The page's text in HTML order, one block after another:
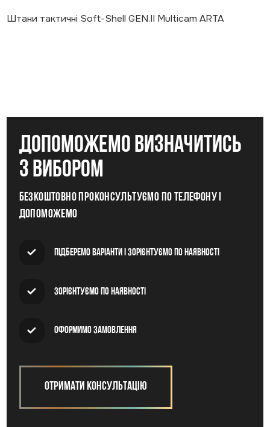
Штани тактичні Soft-Shell GEN.II Multicam ARTA
допоможемо визначитись
з вибором
Безкоштовно проконсультуємо по телефону і
допоможемо
Підберемо варіанти і зорієнтуємо по наявності
Зорієнтуємо по наявності
Оформимо замовлення
Отримати консультацію